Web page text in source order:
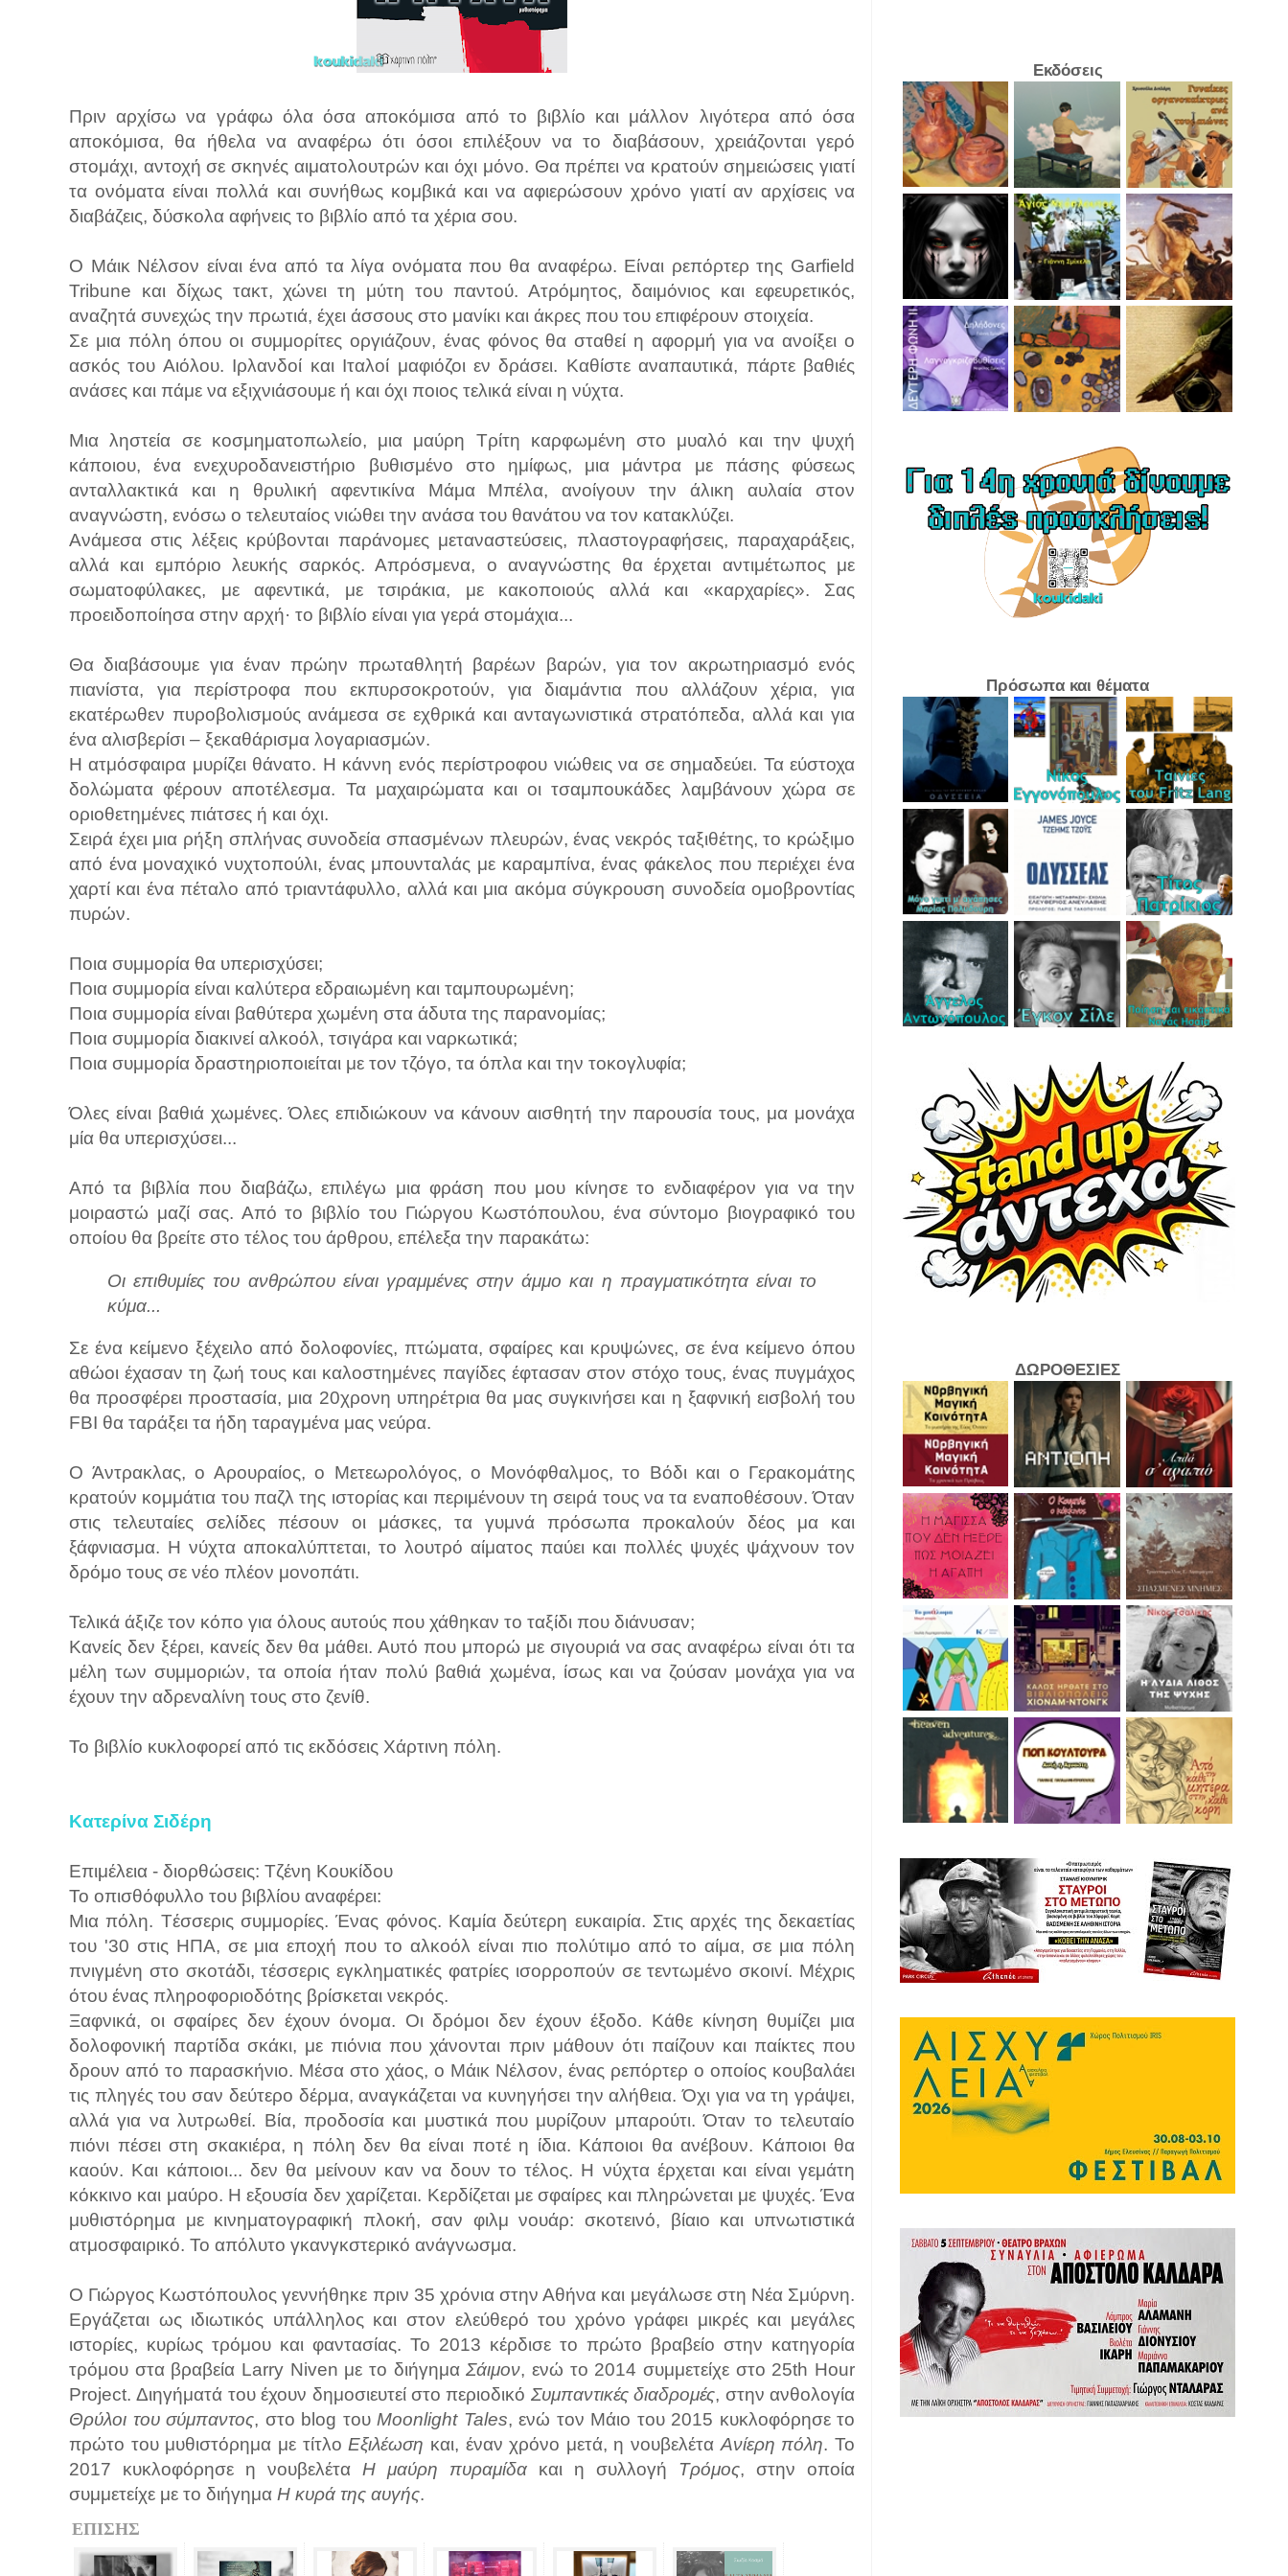
Πριν αρχίσω να γράφω όλα όσα αποκόμισα από το βιβλίο και μάλλον λιγότερα από όσα
αποκόμισα, θα ήθελα να αναφέρω ότι όσοι επιλέξουν να το διαβάσουν, χρειάζονται γερό
στομάχι, αντοχή σε σκηνές αιματολουτρών και όχι μόνο. Θα πρέπει να κρατούν σημειώσεις γιατί
τα ονόματα είναι πολλά και συνήθως κομβικά και να αφιερώσουν χρόνο γιατί αν αρχίσεις να
διαβάζεις, δύσκολα αφήνεις το βιβλίο από τα χέρια σου.
Ο Μάικ Νέλσον είναι ένα από τα λίγα ονόματα που θα αναφέρω. Είναι ρεπόρτερ της Garfield
Tribune και δίχως τακτ, χώνει τη μύτη του παντού. Ατρόμητος, δαιμόνιος και εφευρετικός,
αναζητά συνεχώς την πρωτιά, έχει άσσους στο μανίκι και άκρες που του επιφέρουν στοιχεία.
Σε μια πόλη όπου οι συμμορίτες οργιάζουν, ένας φόνος θα σταθεί η αφορμή για να ανοίξει ο
ασκός του Αιόλου. Ιρλανδοί και Ιταλοί μαφιόζοι εν δράσει. Καθίστε αναπαυτικά, πάρτε βαθιές
ανάσες και πάμε να εξιχνιάσουμε ή και όχι ποιος τελικά είναι η νύχτα.
Μια ληστεία σε κοσμηματοπωλείο, μια μαύρη Τρίτη καρφωμένη στο μυαλό και την ψυχή
κάποιου, ένα ενεχυροδανειστήριο βυθισμένο στο ημίφως, μια μάντρα με πάσης φύσεως
ανταλλακτικά και η θρυλική αφεντικίνα Μάμα Μπέλα, ανοίγουν την άλικη αυλαία στον
αναγνώστη, ενόσω ο τελευταίος νιώθει την ανάσα του θανάτου να τον κατακλύζει.
Ανάμεσα στις λέξεις κρύβονται παράνομες μεταναστεύσεις, πλαστογραφήσεις, παραχαράξεις,
αλλά και εμπόριο λευκής σαρκός. Απρόσμενα, ο αναγνώστης θα έρχεται αντιμέτωπος με
σωματοφύλακες, με αφεντικά, με τσιράκια, με κακοποιούς αλλά και «καρχαρίες». Σας
προειδοποίησα στην αρχή· το βιβλίο είναι για γερά στομάχια...
Θα διαβάσουμε για έναν πρώην πρωταθλητή βαρέων βαρών, για τον ακρωτηριασμό ενός
πιανίστα, για περίστροφα που εκπυρσοκροτούν, για διαμάντια που αλλάζουν χέρια, για
εκατέρωθεν πυροβολισμούς ανάμεσα σε εχθρικά και ανταγωνιστικά στρατόπεδα, αλλά και για
ένα αλισβερίσι – ξεκαθάρισμα λογαριασμών.
Η ατμόσφαιρα μυρίζει θάνατο. Η κάννη ενός περίστροφου νιώθεις να σε σημαδεύει. Τα εύστοχα
δολώματα φέρουν αποτέλεσμα. Τα μαχαιρώματα και οι τσαμπουκάδες λαμβάνουν χώρα σε
οριοθετημένες πιάτσες ή και όχι.
Σειρά έχει μια ρήξη σπλήνας συνοδεία σπασμένων πλευρών, ένας νεκρός ταξιθέτης, το κρώξιμο
από ένα μοναχικό νυχτοπούλι, ένας μπουνταλάς με καραμπίνα, ένας φάκελος που περιέχει ένα
χαρτί και ένα πέταλο από τριαντάφυλλο, αλλά και μια ακόμα σύγκρουση συνοδεία ομοβροντίας
πυρών.
Ποια συμμορία θα υπερισχύσει;
Ποια συμμορία είναι καλύτερα εδραιωμένη και ταμπουρωμένη;
Ποια συμμορία είναι βαθύτερα χωμένη στα άδυτα της παρανομίας;
Ποια συμμορία διακινεί αλκοόλ, τσιγάρα και ναρκωτικά;
Ποια συμμορία δραστηριοποιείται με τον τζόγο, τα όπλα και την τοκογλυφία;
Όλες είναι βαθιά χωμένες. Όλες επιδιώκουν να κάνουν αισθητή την παρουσία τους, μα μονάχα
μία θα υπερισχύσει...
Από τα βιβλία που διαβάζω, επιλέγω μια φράση που μου κίνησε το ενδιαφέρον για να την
μοιραστώ μαζί σας. Από το βιβλίο του Γιώργου Κωστόπουλου, ένα σύντομο βιογραφικό του
οποίου θα βρείτε στο τέλος του άρθρου, επέλεξα την παρακάτω:
Οι επιθυμίες του ανθρώπου είναι γραμμένες στην άμμο και η πραγματικότητα είναι το
κύμα...
Σε ένα κείμενο ξέχειλο από δολοφονίες, πτώματα, σφαίρες και κρυψώνες, σε ένα κείμενο όπου
αθώοι έχασαν τη ζωή τους και καλοστημένες παγίδες έφτασαν στον στόχο τους, ένας πυγμάχος
θα προσφέρει προστασία, μια 20χρονη υπηρέτρια θα μας συγκινήσει και η ξαφνική εισβολή του
FBI θα ταράξει τα ήδη ταραγμένα μας νεύρα.
Ο Άντρακλας, ο Αρουραίος, ο Μετεωρολόγος, ο Μονόφθαλμος, το Βόδι και ο Γερακομάτης
κρατούν κομμάτια του παζλ της ιστορίας και περιμένουν τη σειρά τους να τα εναποθέσουν. Όταν
στις τελευταίες σελίδες πέσουν οι μάσκες, τα γυμνά πρόσωπα προκαλούν δέος μα και
ξάφνιασμα. Η νύχτα αποκαλύπτεται, το λουτρό αίματος παύει και πολλές ψυχές ψάχνουν τον
δρόμο τους σε νέο πλέον μονοπάτι.
Τελικά άξιζε τον κόπο για όλους αυτούς που χάθηκαν το ταξίδι που διάνυσαν;
Κανείς δεν ξέρει, κανείς δεν θα μάθει. Αυτό που μπορώ με σιγουριά να σας αναφέρω είναι ότι τα
μέλη των συμμοριών, τα οποία ήταν πολύ βαθιά χωμένα, ίσως και να ζούσαν μονάχα για να
έχουν την αδρεναλίνη τους στο ζενίθ.
Το βιβλίο κυκλοφορεί από τις εκδόσεις Χάρτινη πόλη.
Κατερίνα Σιδέρη
Επιμέλεια - διορθώσεις: Τζένη Κουκίδου
Το οπισθόφυλλο του βιβλίου αναφέρει:
Μια πόλη. Tέσσερις συμμορίες. Ένας φόνος. Καμία δεύτερη ευκαιρία. Στις αρχές της δεκαετίας
του '30 στις ΗΠΑ, σε μια εποχή που το αλκοόλ είναι πιο πολύτιμο από το αίμα, σε μια πόλη
πνιγμένη στο σκοτάδι, τέσσερις εγκληματικές φατρίες ισορροπούν σε τεντωμένο σκοινί. Μέχρις
ότου ένας πληροφοριοδότης βρίσκεται νεκρός.
Ξαφνικά, οι σφαίρες δεν έχουν όνομα. Οι δρόμοι δεν έχουν έξοδο. Κάθε κίνηση θυμίζει μια
δολοφονική παρτίδα σκάκι, με πιόνια που χάνονται πριν μάθουν ότι παίζουν και παίκτες που
δρουν από το παρασκήνιο. Μέσα στο χάος, ο Μάικ Νέλσον, ένας ρεπόρτερ ο οποίος κουβαλάει
τις πληγές του σαν δεύτερο δέρμα, αναγκάζεται να κυνηγήσει την αλήθεια. Όχι για να τη γράψει,
αλλά για να λυτρωθεί. Βία, προδοσία και μυστικά που μυρίζουν μπαρούτι. Όταν το τελευταίο
πιόνι πέσει στη σκακιέρα, η πόλη δεν θα είναι ποτέ η ίδια. Κάποιοι θα ανέβουν. Κάποιοι θα
καούν. Και κάποιοι... δεν θα μείνουν καν να δουν το τέλος. Η νύχτα έρχεται και είναι γεμάτη
κόκκινο και μαύρο. Η εξουσία δεν χαρίζεται. Κερδίζεται με σφαίρες και πληρώνεται με ψυχές. Ένα
μυθιστόρημα με κινηματογραφική πλοκή, σαν φιλμ νουάρ: σκοτεινό, βίαιο και υπνωτιστικά
ατμοσφαιρικό. Το απόλυτο γκανγκστερικό ανάγνωσμα.
Ο Γιώργος Κωστόπουλος γεννήθηκε πριν 35 χρόνια στην Αθήνα και μεγάλωσε στη Νέα Σμύρνη.
Εργάζεται ως ιδιωτικός υπάλληλος και στον ελεύθερό του χρόνο γράφει μικρές και μεγάλες
ιστορίες, κυρίως τρόμου και φαντασίας. Το 2013 κέρδισε το πρώτο βραβείο στην κατηγορία
τρόμου στα βραβεία Larry Niven με το διήγημαΣάιμον, ενώ το 2014 συμμετείχε στο 25th Hour
Project. Διηγήματά του έχουν δημοσιευτεί στο περιοδικό Συμπαντικές διαδρομές, στην ανθολογία
Θρύλοι του σύμπαντος, στο blog του Moonlight Tales, ενώ τον Μάιο του 2015 κυκλοφόρησε το
πρώτο του μυθιστόρημα με τίτλοΕξιλέωση και, έναν χρόνο μετά, η νουβελέταΑνίερη πόλη. Το
2017 κυκλοφόρησε η νουβελέτα Η μαύρη πυραμίδα και η συλλογή Τρόμος, στην οποία
συμμετείχε με το διήγημα Η κυρά της αυγής.
ΕΠΙΣΗΣ
Εκδόσεις
Πρόσωπα και θέματα
ΔΩΡΟΘΕΣΙΕΣ